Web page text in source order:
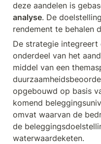
deze aandelen is
analyse. De
rendement te behalen
De strategie integreert
onderdeel van het
middel van een
opgebouwd op basis
komend
omvat waarvan de
de
waterwaardeketen.